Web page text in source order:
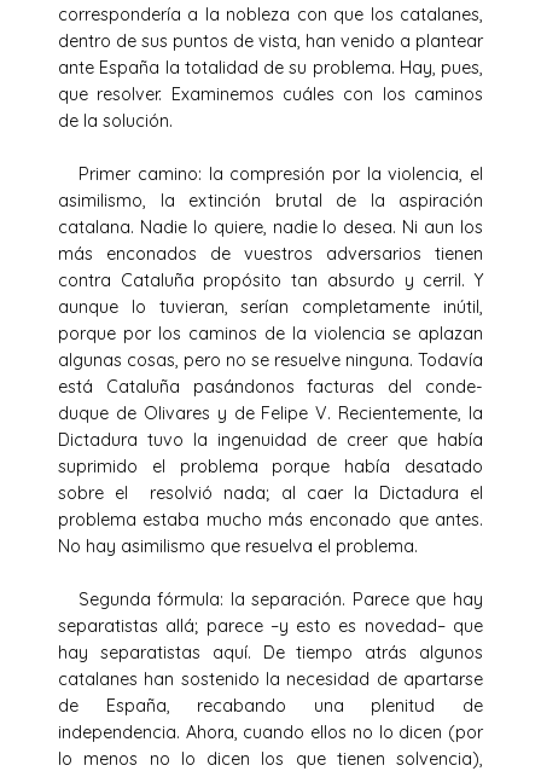
correspondería a la nobleza con que los catalanes,
dentro de sus puntos de vista, han venido a plantear
ante España la totalidad de su problema. Hay, pues,
que resolver. Examinemos cuáles con los caminos
de la solución.
Primer camino: la compresión por la violencia, el
asimilismo, la extinción brutal de la aspiración
catalana. Nadie lo quiere, nadie lo desea. Ni aun los
más enconados de vuestros adversarios tienen
contra Cataluña propósito tan absurdo y cerril. Y
aunque lo tuvieran, serían completamente inútil,
porque por los caminos de la violencia se aplazan
algunas cosas, pero no se resuelve ninguna. Todavía
está Cataluña pasándonos facturas del conde-
duque de Olivares y de Felipe V. Recientemente, la
Dictadura tuvo la ingenuidad de creer que había
suprimido el problema porque había desatado
sobre el resolvió nada; al caer la Dictadura el
problema estaba mucho más enconado que antes.
No hay asimilismo que resuelva el problema.
Segunda fórmula: la separación. Parece que hay
separatistas allá; parece –y esto es novedad– que
hay separatistas aquí. De tiempo atrás algunos
catalanes han sostenido la necesidad de apartarse
de España, recabando una plenitud de
independencia. Ahora, cuando ellos no lo dicen (por
lo menos no lo dicen los que tienen solvencia),